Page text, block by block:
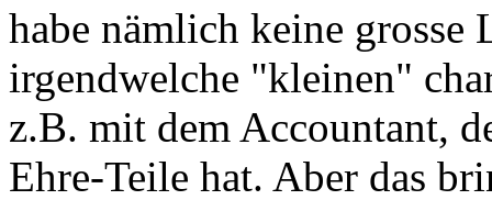
habe nämlich keine
irgendwelche "kleinen"
z.B. mit dem Accountant,
Ehre-Teile hat. Aber das